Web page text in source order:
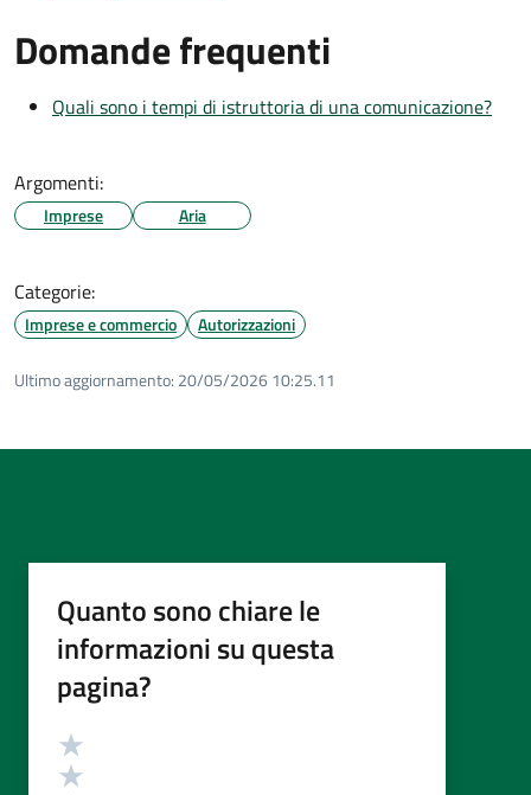
Domande frequenti
Quali sono i tempi di istruttoria di una comunicazione?
Argomenti:
Imprese Aria
Categorie:
Imprese e commercio Autorizzazioni
Ultimo aggiornamento: 20/05/2026 10:25.11
Quanto sono chiare le
informazioni su questa
pagina?
Valutazione